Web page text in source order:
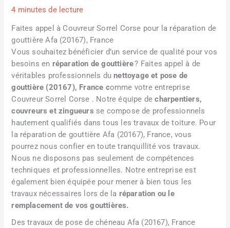
4 minutes de lecture
Faites appel à Couvreur Sorrel Corse pour la réparation de
gouttière Afa (20167), France
Vous souhaitez bénéficier d’un service de qualité pour vos
besoins en réparation de gouttière? Faites appel à de
véritables professionnels du nettoyage et pose de
gouttière (20167), France comme votre entreprise
Couvreur Sorrel Corse . Notre équipe decharpentiers,
couvreurs et zingueurs se compose de professionnels
hautement qualifiés dans tous les travaux de toiture. Pour
la réparation de gouttière Afa (20167), France, vous
pourrez nous confier en toute tranquillité vos travaux.
Nous ne disposons pas seulement de compétences
techniques et professionnelles. Notre entreprise est
également bien équipée pour mener à bien tous les
travaux nécessaires lors de la réparation ou le
remplacement de vos gouttières.
Des travaux de pose de chéneau Afa (20167), France